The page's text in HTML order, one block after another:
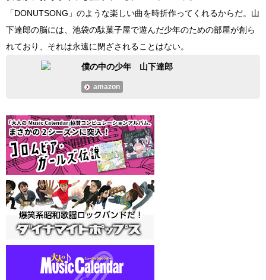
「DONUTSONG」のような楽しい曲を時折作ってくれるからだ。山
下達郎の脳には、池袋の駄菓子屋で遊んだ少年のための部屋が創ら
れており、それは永遠に閉ざされることはない。
僕の中の少年 山下達郎
amazon